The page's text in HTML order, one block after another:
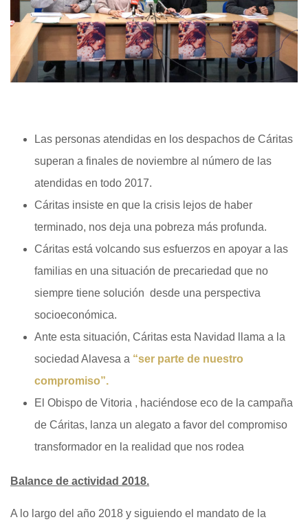
Las personas atendidas en los despachos de Cáritas
superan a finales de noviembre al número de las
atendidas en todo 2017.
Cáritas insiste en que la crisis lejos de haber
terminado, nos deja una pobreza más profunda.
Cáritas está volcando sus esfuerzos en apoyar a las
familias en una situación de precariedad que no
siempre tiene solución desde una perspectiva
socioeconómica.
Ante esta situación, Cáritas esta Navidad llama a la
sociedad Alavesa a “ser parte de nuestro
compromiso”.
El Obispo de Vitoria , haciéndose eco de la campaña
de Cáritas, lanza un alegato a favor del compromiso
transformador en la realidad que nos rodea
Balance de actividad 2018.
A lo largo del año 2018 y siguiendo el mandato de la